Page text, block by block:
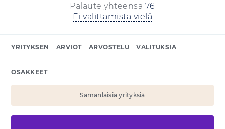
Palaute yhteensä 76
Ei valittamista vielä
YRITYKSEN ARVIOT ARVOSTELU VALITUKSIA
OSAKKEET
Samanlaisia yrityksiä